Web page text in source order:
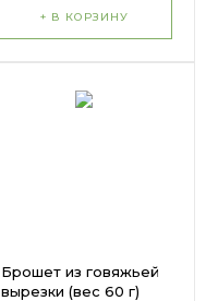
+ В КОРЗИНУ
Брошет из говяжьей
вырезки (вес 60 г)